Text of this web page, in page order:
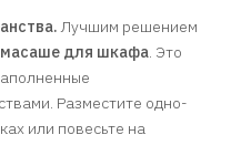
Лучшим решением
для шкафа. Это
Разместите одно-
или повесьте на